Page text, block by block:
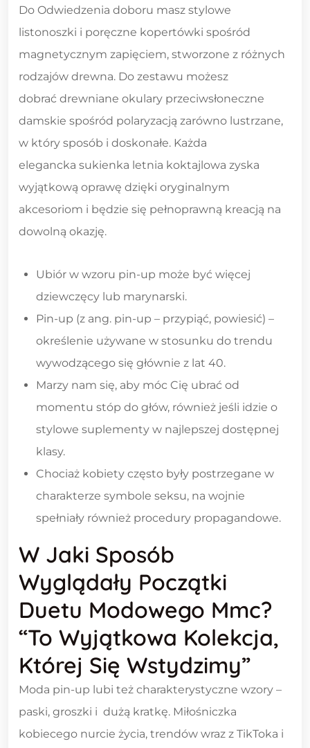
Do Odwiedzenia doboru masz stylowe
listonoszki i poręczne kopertówki spośród
magnetycznym zapięciem, stworzone z różnych
rodzajów drewna. Do zestawu możesz
dobrać drewniane okulary przeciwsłoneczne
damskie spośród polaryzacją zarówno lustrzane,
w który sposób i doskonałe. Każda
elegancka sukienka letnia koktajlowa zyska
wyjątkową oprawę dzięki oryginalnym
akcesoriom i będzie się pełnoprawną kreacją na
dowolną okazję.
Ubiór w wzoru pin-up może być więcej
dziewczęcy lub marynarski.
Pin-up (z ang. pin-up – przypiąć, powiesić) –
określenie używane w stosunku do trendu
wywodzącego się głównie z lat 40.
Marzy nam się, aby móc Cię ubrać od
momentu stóp do głów, również jeśli idzie o
stylowe suplementy w najlepszej dostępnej
klasy.
Chociaż kobiety często były postrzegane w
charakterze symbole seksu, na wojnie
spełniały również procedury propagandowe.
W Jaki Sposób
Wyglądały Początki
Duetu Modowego Mmc?
“To Wyjątkowa Kolekcja,
Której Się Wstydzimy”
Moda pin-up lubi też charakterystyczne wzory –
paski, groszki i dużą kratkę. Miłośniczka
kobiecego nurcie życia, trendów wraz z TikToka i